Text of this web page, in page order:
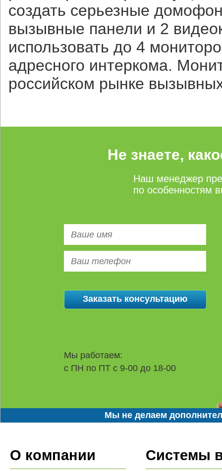
создать серьезные
вызывные панели и 2
использовать до 4
адресного интеркома.
российском рынке
Не знаете,
Наш менеджер
по особенностям
Мы работаем:
с ПН по ПТ с 9-00 до 18-00
Мы не делаем
О компании Системы